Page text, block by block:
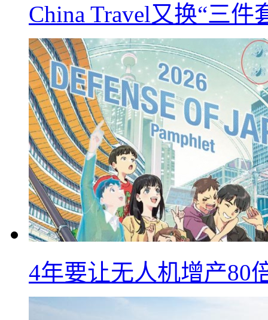
China Travel又换“三
4年要让无人机增产80